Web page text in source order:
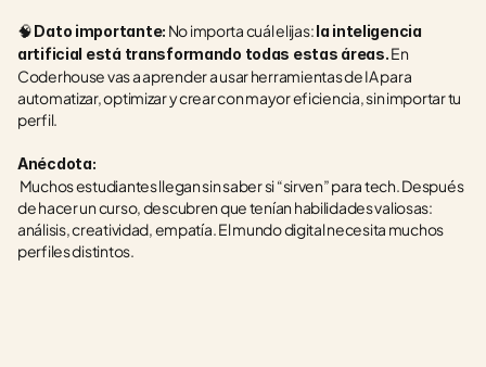
🧠 Dato importante: No importa cuál elijas: la inteligencia
artificial está transformando todas estas áreas. En
Coderhouse vas a aprender a usar herramientas de IA para
automatizar, optimizar y crear con mayor eficiencia, sin importar tu
perfil.
Anécdota:
de hacer un curso, descubren que tenían habilidades valiosas:
análisis, creatividad, empatía. El mundo digital necesita muchos
perfiles distintos.